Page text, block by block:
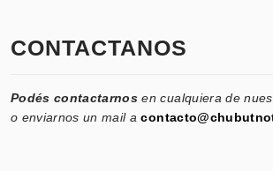
CONTACTANOS
Podés contactarnos en cualquiera de
o enviarnos un mail a